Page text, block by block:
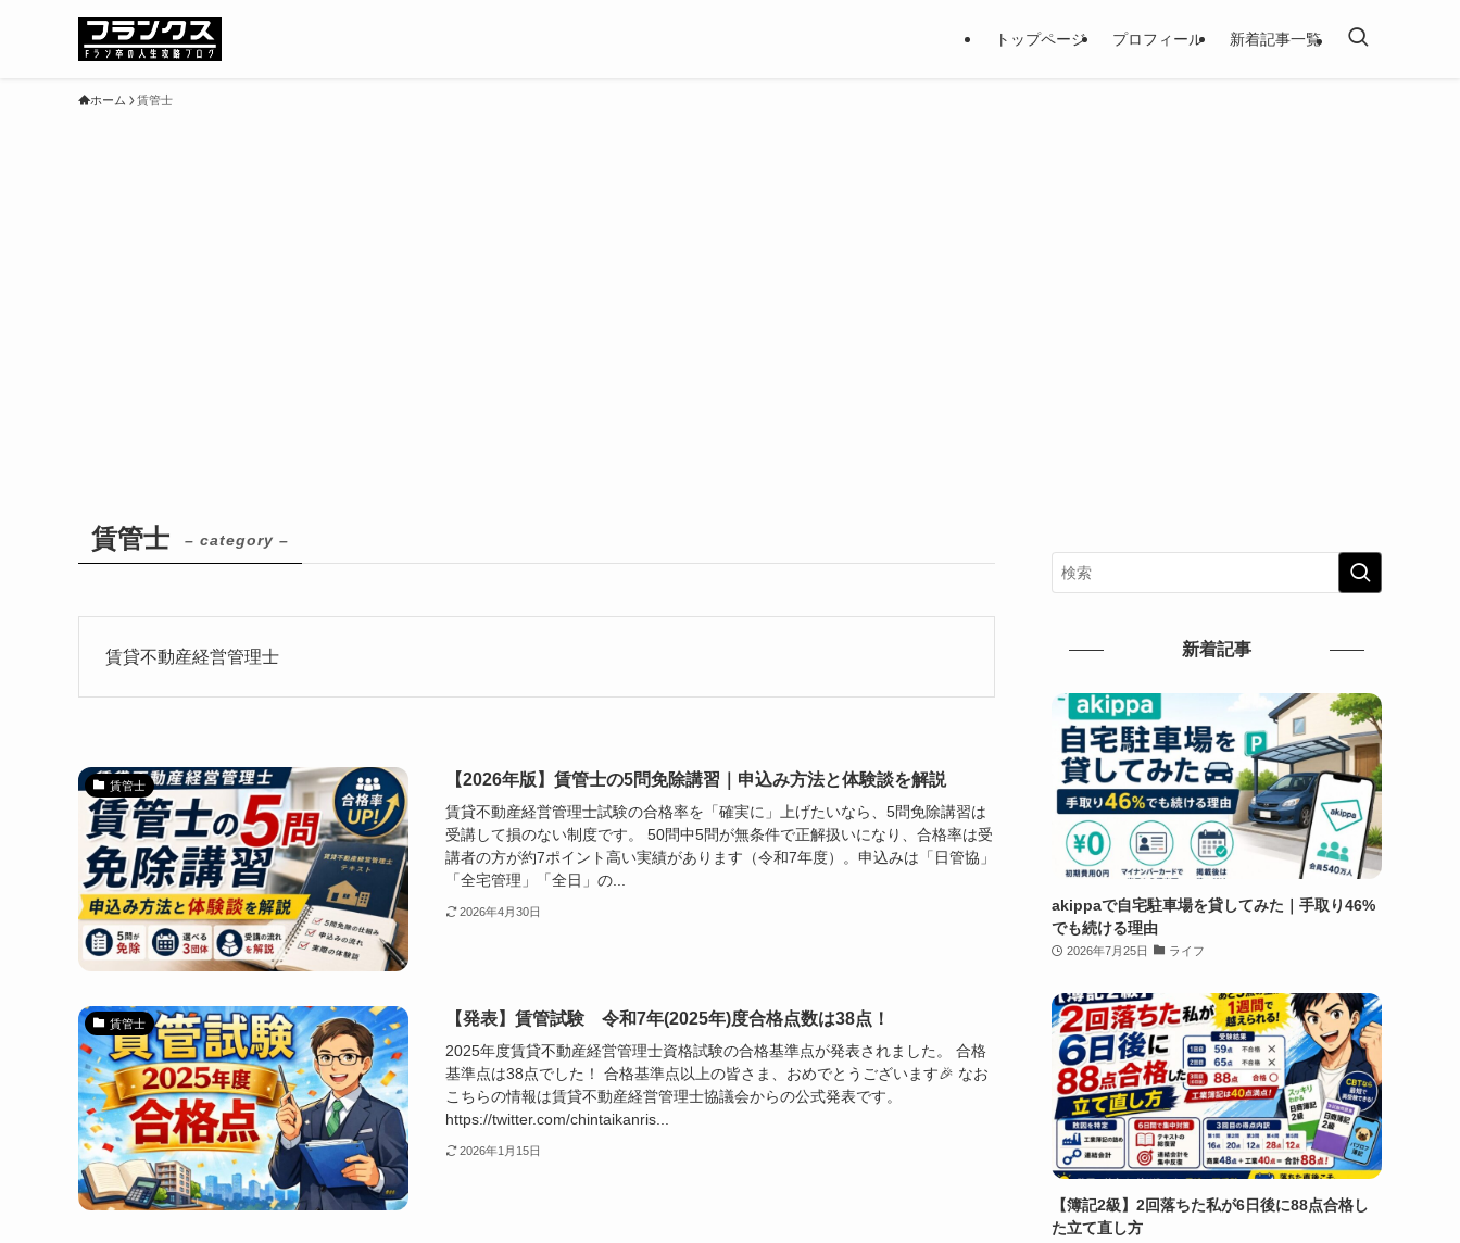
トップページ プロフィール 新着記事一覧
ホーム 賃管士
賃管士 – category –
賃貸不動産経営管理士
賃管士 【2026年版】賃管士の5問免除講習｜申込み方法と体験談を解説
賃貸不動産経営管理士試験の合格率を「確実に」上げたいなら、5問免除講習は
受講して損のない制度です。 50問中5問が無条件で正解扱いになり、合格率は受
講者の方が約7ポイント高い実績があります（令和7年度）。申込みは「日管協」
「全宅管理」「全日」の...
2026年4月30日
賃管士 【発表】賃管試験 令和7年(2025年)度合格点数は38点！
2025年度賃貸不動産経営管理士資格試験の合格基準点が発表されました。 合格
基準点は38点でした！ 合格基準点以上の皆さま、おめでとうございます🎉 なお
こちらの情報は賃貸不動産経営管理士協議会からの公式発表です。
https://twitter.com/chintaikanris...
2026年1月15日
新着記事
akippaで自宅駐車場を貸してみた｜手取り46%
でも続ける理由
2026年7月25日 ライフ
【簿記2級】2回落ちた私が6日後に88点合格し
た立て直し方